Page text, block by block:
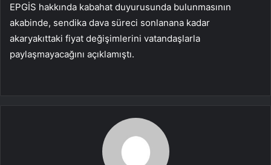
EPGİS hakkında kabahat duyurusunda bulunmasının
akabinde, sendika dava süreci sonlanana kadar
akaryakıttaki fiyat değişimlerini vatandaşlarla
paylaşmayacağını açıklamıştı.